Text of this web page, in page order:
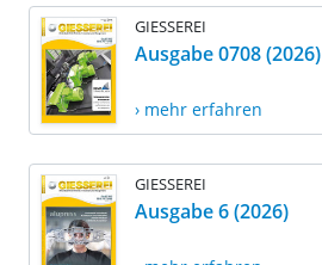
GIESSEREI
Ausgabe 0708 (2026)
› mehr erfahren
GIESSEREI
Ausgabe 6 (2026)